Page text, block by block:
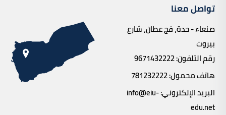
تواصل معنا
صنعاء - حدة، فج عطان، شارع
بيروت
رقم التلفون:9671432222
هاتف محمول:781232222
البريد الإلكتروني:info@eiu-
edu.net